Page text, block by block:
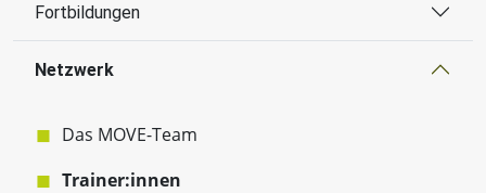
Fortbildungen
Netzwerk
Das MOVE-Team
Trainer:innen